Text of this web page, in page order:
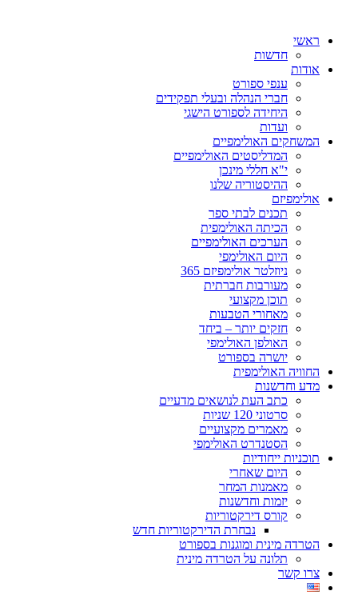
ראשי
חדשות
אודות
ענפי ספורט
חברי הנהלה ובעלי תפקידים
היחידה לספורט הישגי
ועדות
המשחקים האולימפיים
המדליסטים האולימפיים
י"א חללי מינכן
ההיסטוריה שלנו
אולימפיזם
תכנים לבתי ספר
הכיתה האולימפית
הערכים האולימפיים
היום האולימפי
ניוזלטר אולימפיזם 365
מעורבות חברתית
תוכן מקצועי
מאחורי הטבעות
חזקים יותר – ביחד
האולפן האולימפי
יושרה בספורט
החוויה האולימפית
מדע וחדשנות
כתב העת לנושאים מדעיים
סרטוני 120 שניות
מאמרים מקצועיים
הסטנדרט האולימפי
תוכניות ייחודיות
היום שאחרי
מאמנות המחר
יזמות וחדשנות
קורס דירקטוריות
נבחרת הדירקטוריות חדש
הטרדה מינית ומוגנות בספורט
תלונה על הטרדה מינית
צרו קשר